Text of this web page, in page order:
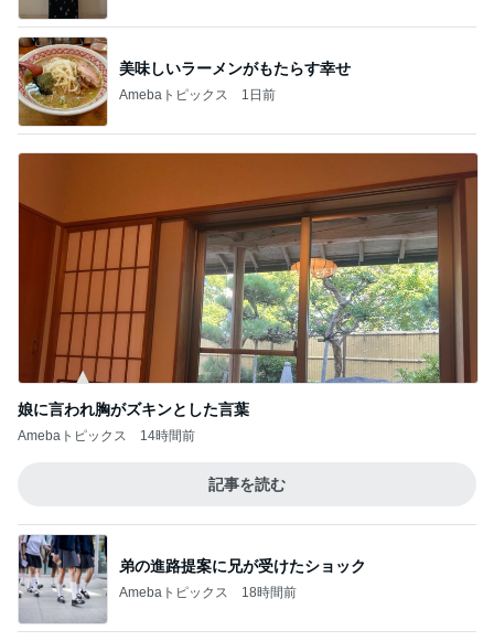
美味しいラーメンがもたらす幸せ
Amebaトピックス 1日前
娘に言われ胸がズキンとした言葉
Amebaトピックス 14時間前
記事を読む
弟の進路提案に兄が受けたショック
Amebaトピックス 18時間前